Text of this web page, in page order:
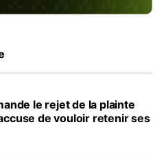
le rejet de la plainte
de vouloir retenir ses